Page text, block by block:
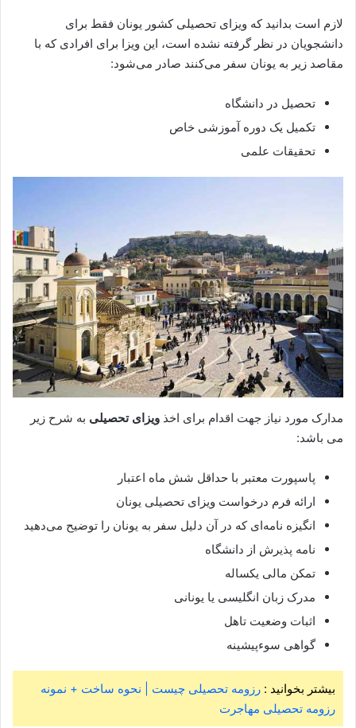
لازم است بدانید که ویزای تحصیلی کشور یونان فقط برای
دانشجویان در نظر گرفته نشده است، این ویزا برای افرادی که با
مقاصد زیر به یونان سفر می‌کنند صادر می‌شود:
تحصیل در دانشگاه
تکمیل یک دوره آموزشی خاص
تحقیقات علمی
مدارک مورد نیاز جهت اقدام برای اخذ ویزای تحصیلی به شرح زیر
می باشد:
پاسپورت معتبر با حداقل شش ماه اعتبار
ارائه فرم درخواست ویزای تحصیلی یونان
انگیزه نامه‌ای که در آن دلیل سفر به یونان را توضیح می‌دهید
نامه پذیرش از دانشگاه
تمکن مالی یکساله
مدرک زبان انگلیسی یا یونانی
اثبات وضعیت تاهل
گواهی سوءپیشینه
بیشتر بخوانید : رزومه تحصیلی چیست | نحوه ساخت + نمونه
رزومه تحصیلی مهاجرت